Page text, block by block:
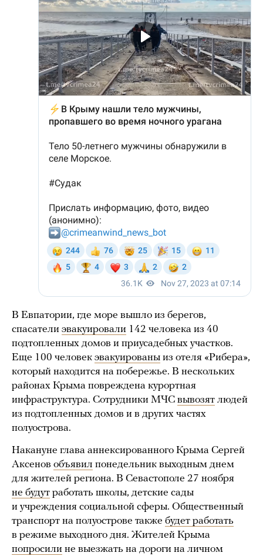
В Евпатории, где море вышло из берегов,
спасатели эвакуировали 142 человека из 40
подтопленных домов и приусадебных участков.
Еще 100 человек эвакуированы из отеля «Рибера»,
который находится на побережье. В нескольких
районах Крыма повреждена курортная
инфраструктура. Сотрудники МЧС вывозят людей
из подтопленных домов и в других частях
полуострова.
Накануне глава аннексированного Крыма Сергей
Аксенов объявил понедельник выходным днем
для жителей региона. В Севастополе 27 ноября
не будут работать школы, детские сады
и учреждения социальной сферы. Общественный
транспорт на полуострове также будет работать
в режиме выходного дня. Жителей Крыма
попросили не выезжать на дороги на личном